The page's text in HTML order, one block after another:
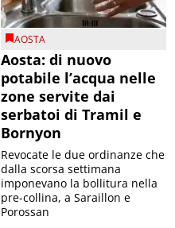
AOSTA
Aosta: di nuovo
potabile l’acqua nelle
zone servite dai
serbatoi di Tramil e
Bornyon
Revocate le due ordinanze che
dalla scorsa settimana
imponevano la bollitura nella
pre-collina, a Saraillon e
Porossan